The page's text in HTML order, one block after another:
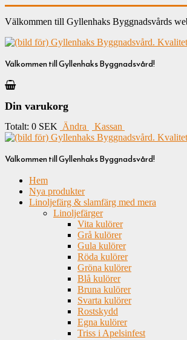
Välkommen till Gyllenhaks Byggnadsvårds
Välkommen till Gyllenhaks Byggnadsvård!
Din varukorg
Totalt: 0 SEK Ändra Kassan
Välkommen till Gyllenhaks Byggnadsvård!
Hem
Nya produkter
Linoljefärg & slamfärg med mera
Linoljefärger
Vita kulörer
Grå kulörer
Gula kulörer
Röda kulörer
Gröna kulörer
Blå kulörer
Bruna kulörer
Svarta kulörer
Rostskydd
Egna kulörer
Triss i Apelsinfest